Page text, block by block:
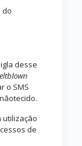
do
desse
o SMS
utilização
de